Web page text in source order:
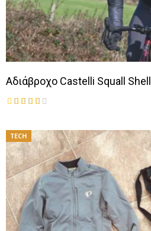
Αδιάβροχο Castelli Squall
TECH